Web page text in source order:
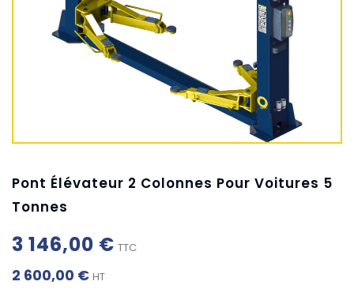
Pont Élévateur 2 Colonnes Pour Voitures 5
Tonnes
3 146,00 € TTC
2 600,00 € HT